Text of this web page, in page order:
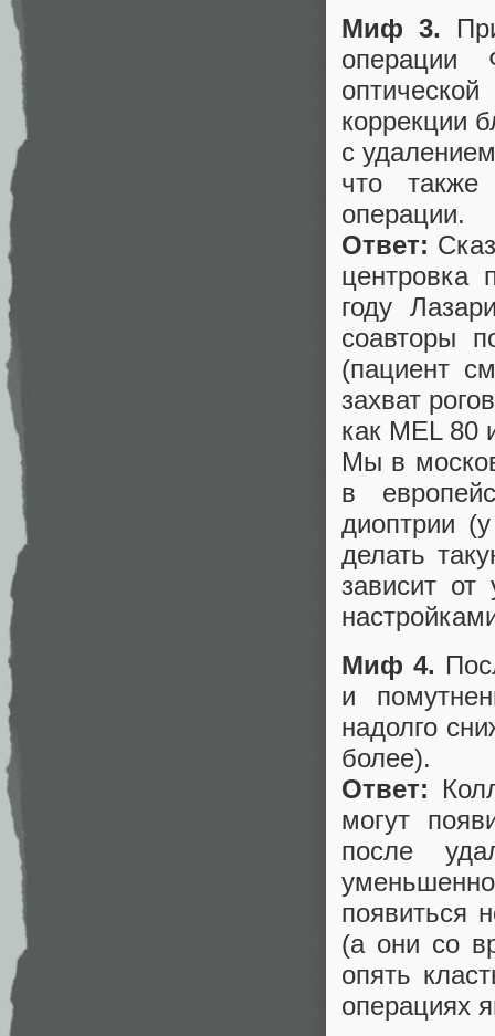
Миф 3.
операции
коррекции
с
что также
операции.
Ответ:
центровка
году
соавторы
(пациент
захват
как MEL 80
Мы в
в
диоптрии
делать
зависит от
Миф 4.
и
надолго
более).
Ответ:
могут
после
появиться
(а они со
опять
операциях